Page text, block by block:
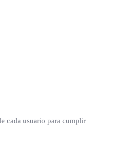
cada usuario para cumplir